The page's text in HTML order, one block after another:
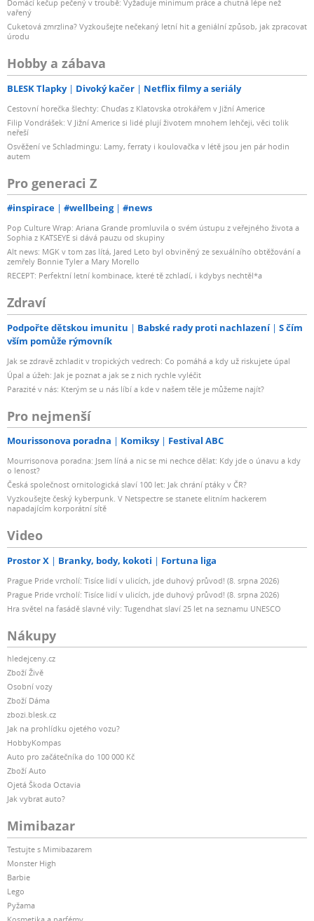
Domácí kečup pečený v troubě: Vyžaduje minimum práce a chutná lépe než
vařený
Cuketová zmrzlina? Vyzkoušejte nečekaný letní hit a geniální způsob, jak zpracovat
úrodu
Hobby a zábava
BLESK Tlapky Divoký kačer Netflix filmy a seriály
Cestovní horečka šlechty: Chuďas z Klatovska otrokářem v Jižní Americe
Filip Vondrášek: V Jižní Americe si lidé plují životem mnohem lehčeji, věci tolik
neřeší
Osvěžení ve Schladmingu: Lamy, ferraty i koulovačka v létě jsou jen pár hodin
autem
Pro generaci Z
#inspirace #wellbeing #news
Pop Culture Wrap: Ariana Grande promluvila o svém ústupu z veřejného života a
Sophia z KATSEYE si dává pauzu od skupiny
Alt news: MGK v tom zas lítá, Jared Leto byl obviněný ze sexuálního obtěžování a
zemřely Bonnie Tyler a Mary Morello
RECEPT: Perfektní letní kombinace, které tě zchladí, i kdybys nechtěl*a
Zdraví
Podpořte dětskou imunitu Babské rady proti nachlazení
S čím
vším pomůže rýmovník
Jak se zdravě zchladit v tropických vedrech: Co pomáhá a kdy už riskujete úpal
Úpal a úžeh: Jak je poznat a jak se z nich rychle vyléčit
Parazité v nás: Kterým se u nás líbí a kde v našem těle je můžeme najít?
Pro nejmenší
Mourissonova poradna Komiksy Festival ABC
Mourrisonova poradna: Jsem líná a nic se mi nechce dělat: Kdy jde o únavu a kdy
o lenost?
Česká společnost ornitologická slaví 100 let: Jak chrání ptáky v ČR?
Vyzkoušejte český kyberpunk. V Netspectre se stanete elitním hackerem
napadajícím korporátní sítě
Video
Prostor X Branky, body, kokoti Fortuna liga
Prague Pride vrcholí: Tisíce lidí v ulicích, jde duhový průvod! (8. srpna 2026)
Prague Pride vrcholí: Tisíce lidí v ulicích, jde duhový průvod! (8. srpna 2026)
Hra světel na fasádě slavné vily: Tugendhat slaví 25 let na seznamu UNESCO
Nákupy
hledejceny.cz
Zboží Živě
Osobní vozy
Zboží Dáma
zbozi.blesk.cz
Jak na prohlídku ojetého vozu?
HobbyKompas
Auto pro začátečníka do 100 000 Kč
Zboží Auto
Ojetá Škoda Octavia
Jak vybrat auto?
Mimibazar
Testujte s Mimibazarem
Monster High
Barbie
Lego
Pyžama